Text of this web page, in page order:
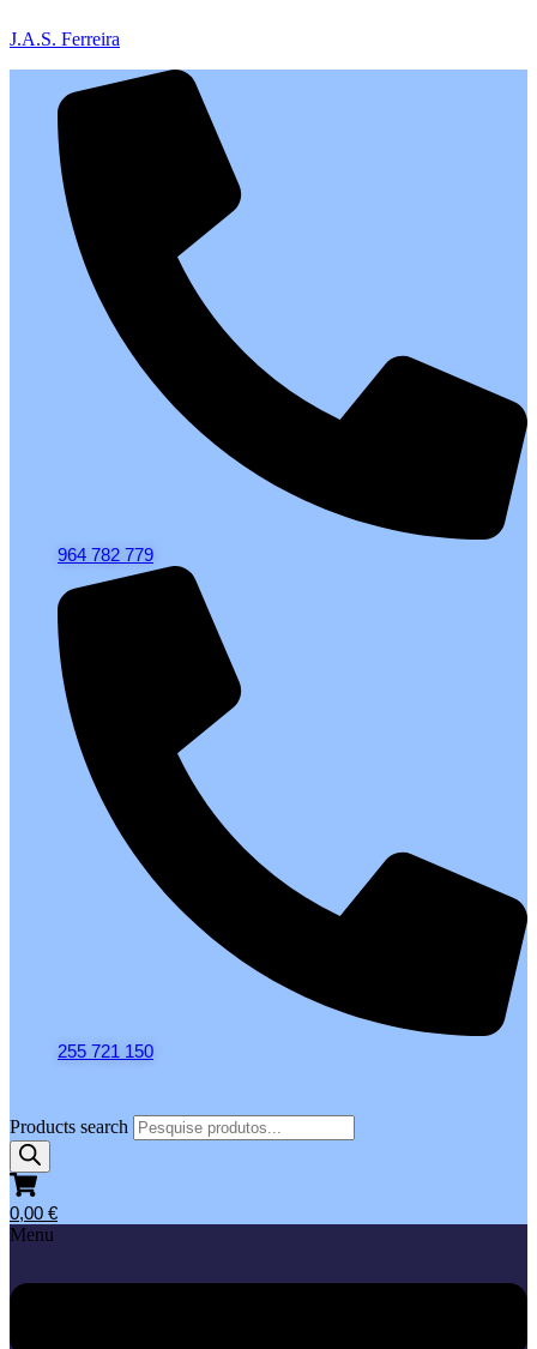
J.A.S. Ferreira
964 782 779
255 721 150
Products search
0,00 €
Menu